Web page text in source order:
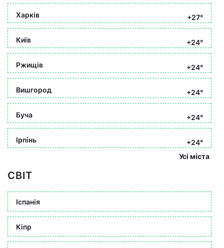
Харків +27°
Київ +24°
Ржищів +24°
Вишгород +24°
Буча +24°
Ірпінь
+24°
Усі міста
СВІТ
Іспанія
Кіпр